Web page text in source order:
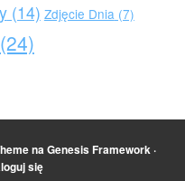
(14) Zdjęcie Dnia(7)
(24)
naGenesis Framework ·
się